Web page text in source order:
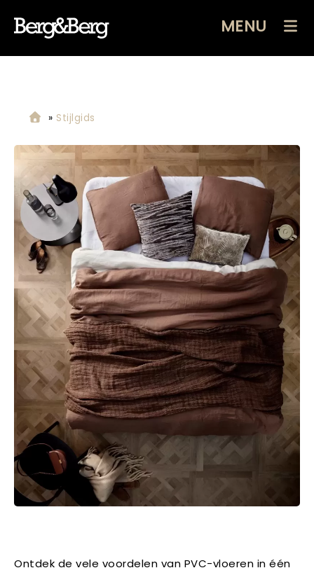
MENU
» Stijlgids
Ontdek de vele voordelen van PVC-vloeren in één